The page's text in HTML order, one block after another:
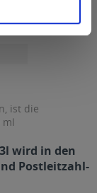
ist die
wird in den
Postleitzahl-